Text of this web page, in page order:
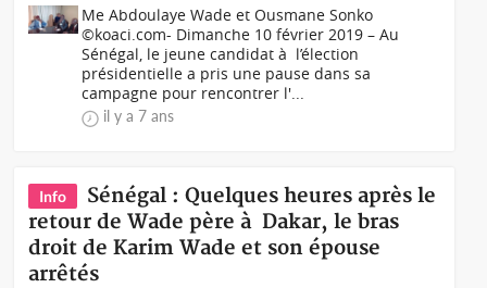
Me Abdoulaye Wade et Ousmane Sonko
©koaci.com- Dimanche 10 février 2019 – Au
Sénégal, le jeune candidat à l’élection
présidentielle a pris une pause dans sa
campagne pour rencontrer l'...
il y a 7 ans
Info
Sénégal : Quelques heures après le
retour de Wade père à Dakar, le bras
droit de Karim Wade et son épouse
arrêtés